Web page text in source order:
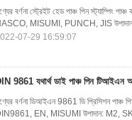
বর্ণনা স্ট্রেইট হেড পাঞ্চ পিন স্ট্যাম্পিং
MISUMI, PUNCH, JIS
07-29 16:59:07
9861 যথার্থ ডাই পাঞ্চ পিন টিআইএন
বর্ণনা ডিআইএন 9861 ডি প্রিসিশন পাঞ্চ
EN, MISUMI উপাদান: M2,